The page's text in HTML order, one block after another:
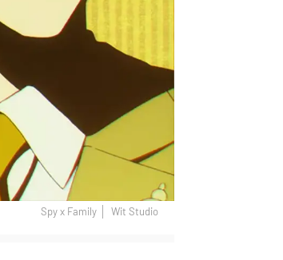
Spy x Family Wit Studio